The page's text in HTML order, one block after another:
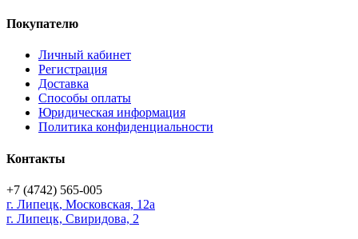
Покупателю
Личный кабинет
Регистрация
Доставка
Способы оплаты
Юридическая информация
Политика конфиденциальности
Контакты
+7 (4742) 565-005
г. Липецк, Московская, 12а
г. Липецк, Свиридова, 2